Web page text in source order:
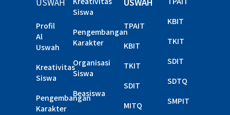
Profil
Al
Uswah
Kreativitas
Siswa
Pengembangan
Karakter
Siswa
Pengembangan
Karakter
Organisasi
Siswa
Beasiswa
TPAIT
KBIT
TKIT
SDIT
MITQ
KBIT
TKIT
SDIT
SDTQ
SMPIT